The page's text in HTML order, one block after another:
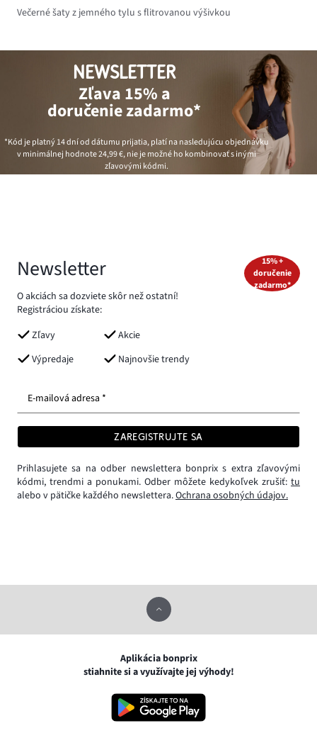
Večerné šaty z jemného tylu s flitrovanou výšivkou
NEWSLETTER
Zľava 15% a
doručenie zadarmo*
*Kód je platný 14 dní od dátumu prijatia, platí na nasledujúcu objednávku
v minimálnej hodnote24,99 €, nie je možné ho kombinovať s inými
zľavovými kódmi.
Newsletter
O akciách sa dozviete skôr než ostatní!
Registráciou získate:
Zľavy
Akcie
Výpredaje
Najnovšie trendy
15% +
doručenie
zadarmo*
E-mailová adresa *
ZAREGISTRUJTE SA
Prihlasujete sa na odber newslettera bonprix s extra zľavovými
kódmi, trendmi a ponukami. Odber môžete kedykoľvek zrušiť: tu
alebo v pätičke každého newslettera.Ochrana osobných údajov.
Aplikácia bonprix
stiahnite si a využívajte jej výhody!